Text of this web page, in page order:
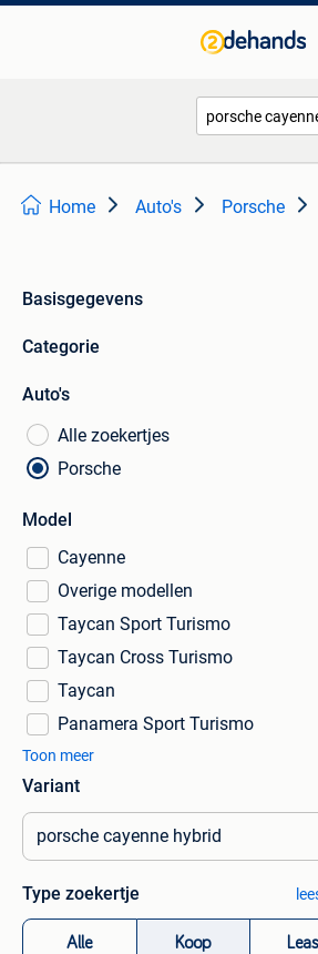
Home Auto's Porsche
Basisgegevens
Categorie
Auto's
Alle zoekertjes
Porsche
Model
Cayenne
Overige modellen
Taycan Sport Turismo
Taycan Cross Turismo
Taycan
Panamera Sport Turismo
Toon meer
Variant
Type zoekertje
Alle Koop